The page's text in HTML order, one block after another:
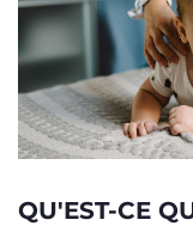
QU'EST-CE